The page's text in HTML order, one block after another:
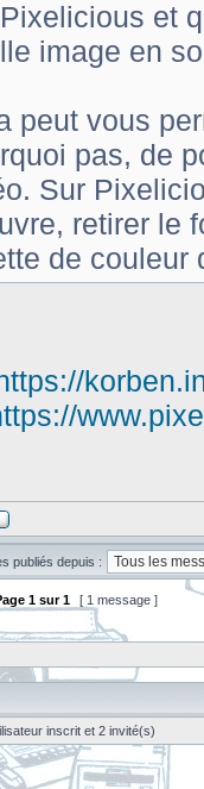
et
image en
peut vous
pas, de
Sur
retirer le
de couleur
publiés depuis :
1 sur1 [ 1 message ]
inscrit et 2 invité(s)